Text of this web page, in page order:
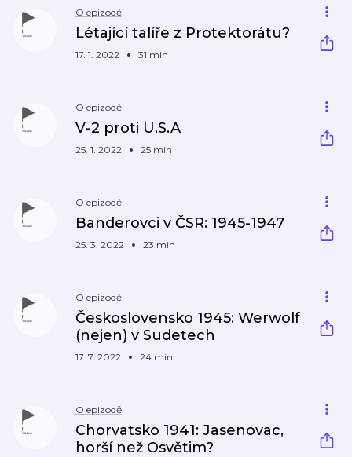
O epizodě
Létající talíře z Protektorátu?
17. 1. 2022 31 min
O epizodě
V-2 proti U.S.A
25. 1. 2022 25 min
O epizodě
Banderovci v ČSR: 1945-1947
25. 3. 2022 23 min
O epizodě
Československo 1945: Werwolf
(nejen) v Sudetech
17. 7. 2022 24 min
O epizodě
Chorvatsko 1941: Jasenovac,
horší než Osvětim?